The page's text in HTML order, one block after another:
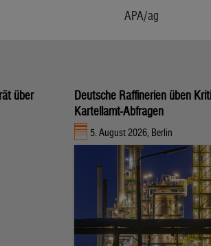
APA/ag
über
Deutsche Raffinerien üben
Kartellamt-Abfragen
5. August 2026, Berlin